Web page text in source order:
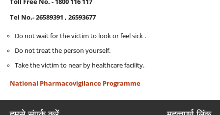
Tel No.- 26589391 , 26593677
Do not wait for the victim to look or feel sick .
Do not treat the person yourself.
Take the victim to near by healthcare facility.
National Pharmacovigilance Programme